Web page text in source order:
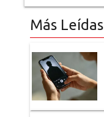
Más Leídas